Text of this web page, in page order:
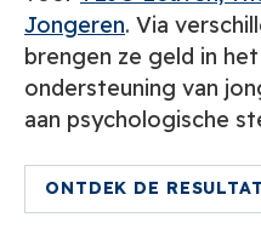
Jongeren. Via
brengen ze geld in
ondersteuning van
aan psychologische
ONTDEK DE